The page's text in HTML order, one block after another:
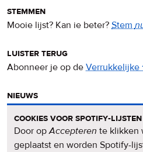
stemmen
Mooie lijst? Kan ie beter? Stem
luister terug
Abonneer je op de Verrukkelijke
nieuws
nieuwsbrief
cookies voor spotify-lijsten
Door opAccepteren te klikken
geplaatst en worden Spotify-